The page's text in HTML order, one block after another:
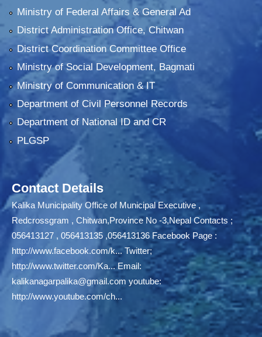
Ministry of Federal Affairs & General Ad
District Administration Office, Chitwan
District Coordination Committee Office
Ministry of Social Development, Bagmati
Ministry of Communication & IT
Department of Civil Personnel Records
Department of National ID and CR
PLGSP
Contact Details
Kalika Municipality Office of Municipal Executive ,
Redcrossgram , Chitwan,Province No -3,Nepal Contacts ;
056413127 , 056413135 ,056413136 Facebook Page :
http://www.facebook.com/k...Twitter;
http://www.twitter.com/Ka...Email:
kalikanagarpalika@gmail.com youtube:
http://www.youtube.com/ch...